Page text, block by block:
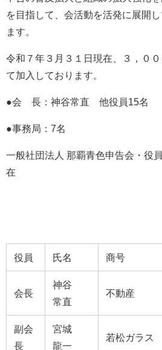
を目指して、会活動を活発に展開
ます。
令和７年３月３１日現在、３，００
て加入しております。
●会 長：神谷常直 他役員15名
●事務局：7名
一般社団法人 那覇青色申告会・役
在
役員 氏名 商号
会長
神谷
常直
不動産
副会
長
宮城
龍一
若松ガラス